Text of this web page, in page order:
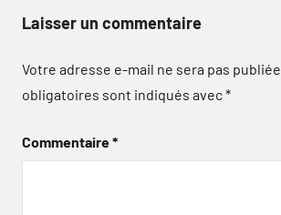
Laisser un commentaire
Votre adresse e-mail ne sera pas publiée.
obligatoires sont indiqués avec*
Commentaire*